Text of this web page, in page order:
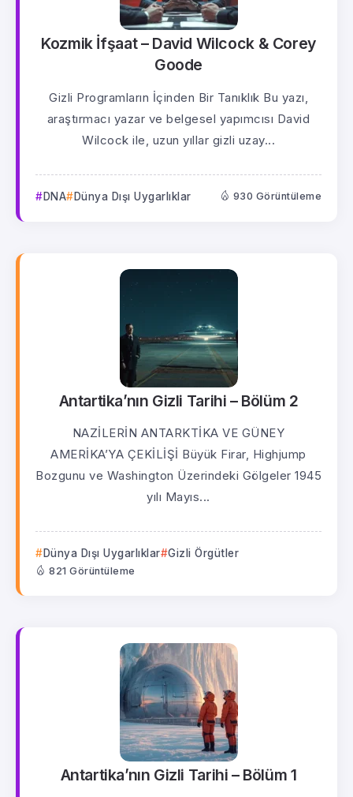
Kozmik İfşaat – David Wilcock & Corey
Goode
Gizli Programların İçinden Bir Tanıklık Bu yazı,
araştırmacı yazar ve belgesel yapımcısı David
Wilcock ile, uzun yıllar gizli uzay...
DNA Dünya Dışı Uygarlıklar 930 Görüntüleme
Antartika’nın Gizli Tarihi – Bölüm 2
NAZİLERİN ANTARKTİKA VE GÜNEY
AMERİKA’YA ÇEKİLİŞİ Büyük Firar, Highjump
Bozgunu ve Washington Üzerindeki Gölgeler 1945
yılı Mayıs...
Dünya Dışı Uygarlıklar Gizli Örgütler
821 Görüntüleme
Antartika’nın Gizli Tarihi – Bölüm 1